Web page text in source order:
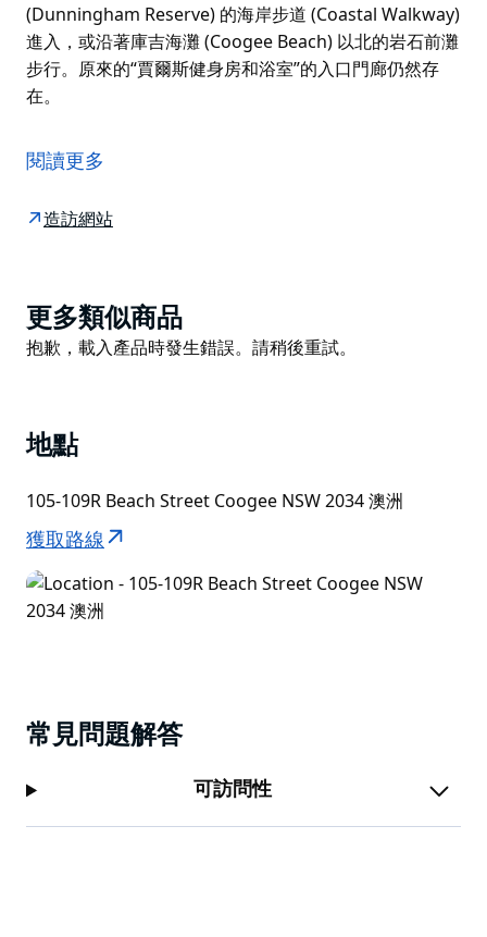
(Dunningham Reserve) 的海岸步道 (Coastal Walkway)
進入，或沿著庫吉海灘 (Coogee Beach) 以北的岩石前灘
步行。原來的“賈爾斯健身房和浴室”的入口門廊仍然存
在。
北部岬角腳下。這是一個天然岩石池，被稱為“柏忌洞”，
十九世紀被男性沐浴者使用，至今仍在使用。
這是一個深受年輕人歡迎的游泳洞，也是從庫吉海灘出發
Walkway) 進入，或沿著庫吉海灘 (Coogee Beach) 以北
的岩石前灘步行。原來的“賈爾斯健身房和浴室”的入口門
廊仍然存在。
閱讀更多
造訪網站
Product
List
更多類似商品
Product
抱歉，載入產品時發生錯誤。請稍後重試。
地點
105-109R Beach Street Coogee NSW 2034 澳洲
獲取路線
常見問題解答
可訪問性